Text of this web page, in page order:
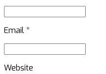
Email *
Website